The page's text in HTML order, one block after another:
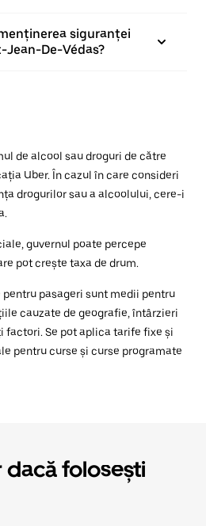
siguranței
Jean-De-Védas?
de alcool sau droguri de către
Uber. În cazul în care consideri
drogurilor sau a alcoolului, cere-i
guvernul poate percepe
pot crește taxa de drum.
pasageri sunt medii pentru
cauzate de geografie, întârzieri
factori. Se pot aplica tarife fixe și
pentru curse și curse programate
dacă folosești